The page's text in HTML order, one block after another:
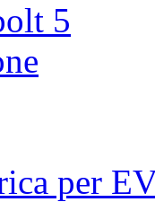
5
per